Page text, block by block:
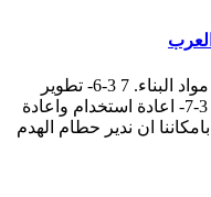
3-5- العوامل التي تؤثر على اعادة تدوير مواد البناء. 7 3-6- تطوير
خطة ادارة مخلفات الانشاءات والهدم 7 3-7- اعادة استخدام واعادة
البناء والهدم 8 3- 8 كيف بامكاننا ان ندير حطام الهدم